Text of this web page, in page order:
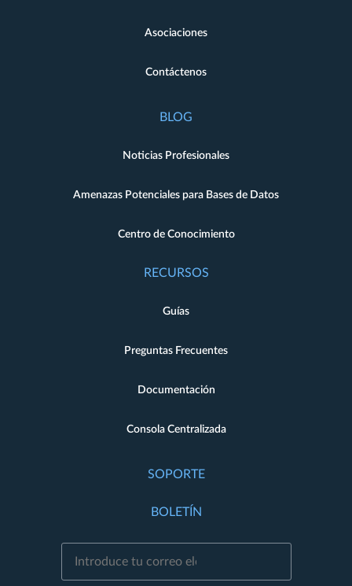
Asociaciones
Contáctenos
BLOG
Noticias Profesionales
Amenazas Potenciales para Bases de Datos
Centro de Conocimiento
RECURSOS
Guías
Preguntas Frecuentes
Documentación
Consola Centralizada
SOPORTE
BOLETÍN